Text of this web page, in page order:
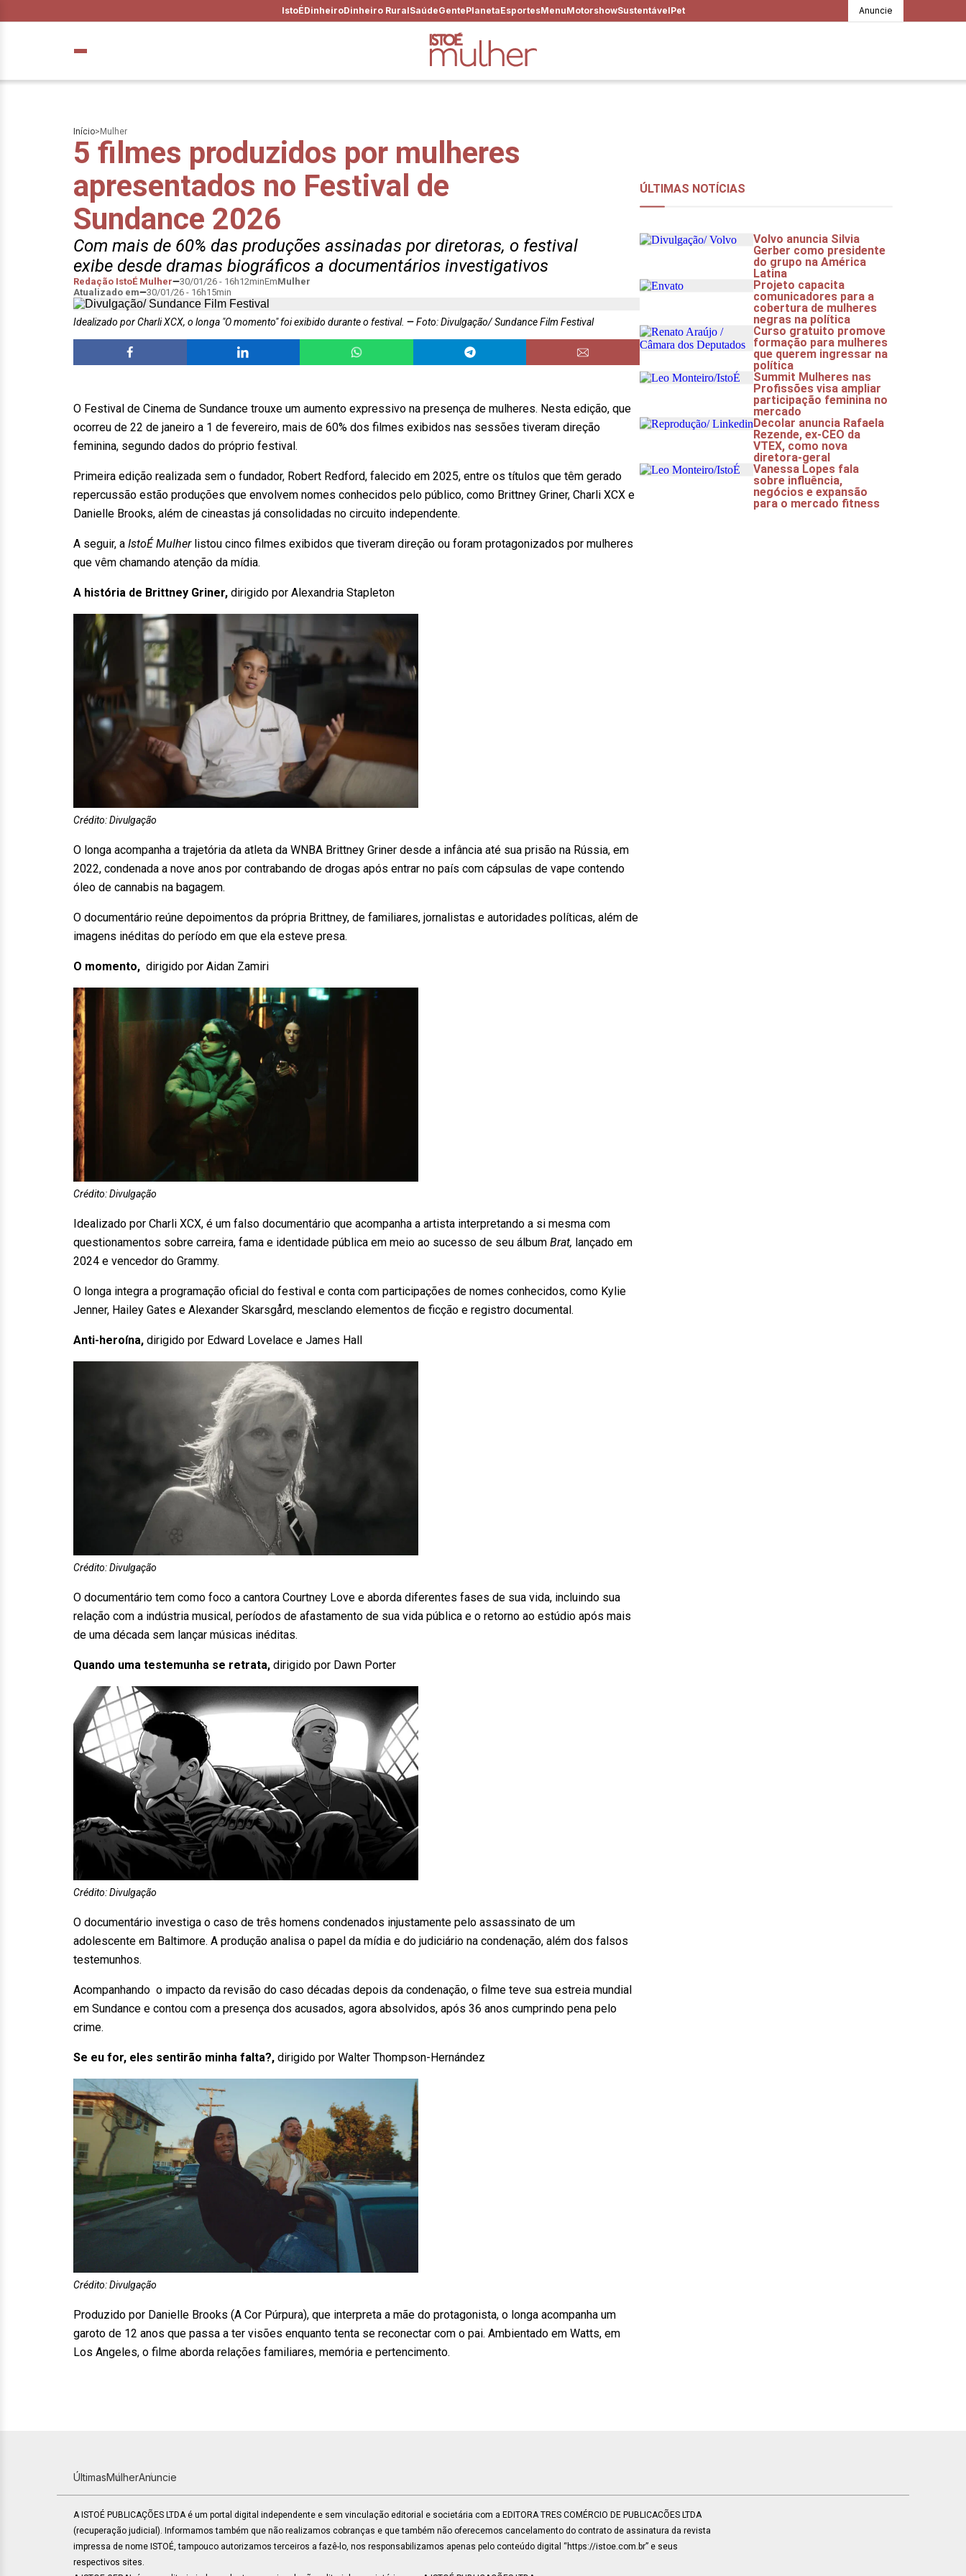
IstoÉDinheiroDinheiro RuralSaúdeGentePlanetaEsportesMenuMotorshowSustentávelPet Anuncie
Início> Mulher
5 filmes produzidos por mulheres
apresentados no Festival de
Sundance 2026
Com mais de 60% das produções assinadas por diretoras, o festival
exibe desde dramas biográficos a documentários investigativos
Redação IstoÉ Mulher 30/01/26 - 16h12minEmMulher
Atualizado em
30/01/26 - 16h15min
Idealizado por Charli XCX, o longa "O momento" foi exibido durante o festival. Foto: Divulgação/ Sundance Film Festival
O Festival de Cinema de Sundance trouxe um aumento expressivo na presença de mulheres. Nesta edição, que
ocorreu de 22 de janeiro a 1 de fevereiro, mais de 60% dos filmes exibidos nas sessões tiveram direção
feminina, segundo dados do próprio festival.
Primeira edição realizada sem o fundador, Robert Redford, falecido em 2025, entre os títulos que têm gerado
repercussão estão produções que envolvem nomes conhecidos pelo público, como Brittney Griner, Charli XCX e
Danielle Brooks, além de cineastas já consolidadas no circuito independente.
A seguir, a IstoÉ Mulherlistou cinco filmes exibidos que tiveram direção ou foram protagonizados por mulheres
que vêm chamando atenção da mídia.
A história de Brittney Griner, dirigido por Alexandria Stapleton
Crédito: Divulgação
O longa acompanha a trajetória da atleta da WNBA Brittney Griner desde a infância até sua prisão na Rússia, em
2022, condenada a nove anos por contrabando de drogas após entrar no país com cápsulas de vape contendo
óleo de cannabis na bagagem.
O documentário reúne depoimentos da própria Brittney, de familiares, jornalistas e autoridades políticas, além de
imagens inéditas do período em que ela esteve presa.
O momento, dirigido por Aidan Zamiri
Crédito: Divulgação
Idealizado por Charli XCX, é um falso documentário que acompanha a artista interpretando a si mesma com
questionamentos sobre carreira, fama e identidade pública em meio ao sucesso de seu álbum Brat, lançado em
2024 e vencedor do Grammy.
O longa integra a programação oficial do festival e conta com participações de nomes conhecidos, como Kylie
Jenner, Hailey Gates e Alexander Skarsgård, mesclando elementos de ficção e registro documental.
Anti-heroína, dirigido por Edward Lovelace e James Hall
Crédito: Divulgação
O documentário tem como foco a cantora Courtney Love e aborda diferentes fases de sua vida, incluindo sua
relação com a indústria musical, períodos de afastamento de sua vida pública e o retorno ao estúdio após mais
de uma década sem lançar músicas inéditas.
Quando uma testemunha se retrata, dirigido por Dawn Porter
Crédito: Divulgação
O documentário investiga o caso de três homens condenados injustamente pelo assassinato de um
adolescente em Baltimore. A produção analisa o papel da mídia e do judiciário na condenação, além dos falsos
testemunhos.
Acompanhando o impacto da revisão do caso décadas depois da condenação, o filme teve sua estreia mundial
em Sundance e contou com a presença dos acusados, agora absolvidos, após 36 anos cumprindo pena pelo
crime.
Se eu for, eles sentirão minha falta?, dirigido por Walter Thompson-Hernández
Crédito: Divulgação
Produzido por Danielle Brooks (A Cor Púrpura), que interpreta a mãe do protagonista, o longa acompanha um
garoto de 12 anos que passa a ter visões enquanto tenta se reconectar com o pai. Ambientado em Watts, em
Los Angeles, o filme aborda relações familiares, memória e pertencimento.
ÚltimasMulherAnuncie
A ISTOÉ PUBLICAÇÕES LTDA é um portal digital independente e sem vinculação editorial e societária com a EDITORA TRES COMÉRCIO DE PUBLICACÕES LTDA
(recuperação judicial). Informamos também que não realizamos cobranças e que também não oferecemos cancelamento do contrato de assinatura da revista
impressa de nome ISTOÉ, tampouco autorizamos terceiros a fazê-lo, nos responsabilizamos apenas pelo conteúdo digital “https://istoe.com.br” e seus
respectivos sites.